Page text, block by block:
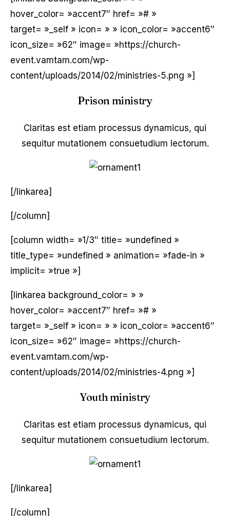
hover_color= »accent7″ href= »# »
target= »_self » icon= » » icon_color= »accent6″
icon_size= »62″ image= »https://church-
event.vamtam.com/wp-
content/uploads/2014/02/ministries-5.png »]
Prison ministry
Claritas est etiam processus dynamicus, qui
sequitur mutationem consuetudium lectorum.
[/linkarea]
[/column]
[column width= »1/3″ title= »undefined »
title_type= »undefined » animation= »fade-in »
implicit= »true »]
[linkarea background_color= » »
hover_color= »accent7″ href= »# »
target= »_self » icon= » » icon_color= »accent6″
icon_size= »62″ image= »https://church-
event.vamtam.com/wp-
content/uploads/2014/02/ministries-4.png »]
Youth ministry
Claritas est etiam processus dynamicus, qui
sequitur mutationem consuetudium lectorum.
[/linkarea]
[/column]